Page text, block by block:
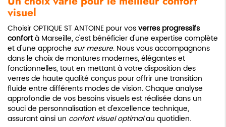
visuel
Choisir OPTIQUE ST ANTOINE pour vosverres progressifs
confortà Marseille, c'est bénéficier d'une expertise complète
et d'une approche sur mesure. Nous vous accompagnons
dans le choix de montures modernes, élégantes et
fonctionnelles, tout en mettant à votre disposition des
verres de haute qualité conçus pour offrir une transition
fluide entre différents modes de vision. Chaque analyse
approfondie de vos besoins visuels est réalisée dans un
souci de personnalisation et d'excellence technique,
assurant ainsi un confort visuel optimalau quotidien.